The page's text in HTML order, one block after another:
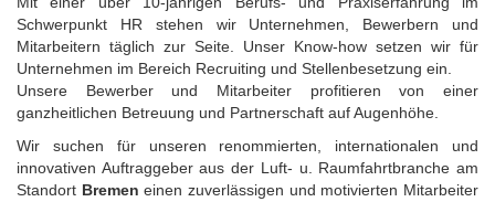
Schwerpunkt HR stehen wir Unternehmen, Bewerbern und
Mitarbeitern täglich zur Seite. Unser Know-how setzen wir für
Unternehmen im Bereich Recruiting und Stellenbesetzung ein.
Unsere Bewerber und Mitarbeiter profitieren von einer
ganzheitlichen Betreuung und Partnerschaft auf Augenhöhe.
Wir suchen für unseren renommierten, internationalen und
innovativen Auftraggeber aus der Luft- u. Raumfahrtbranche am
Standort Bremen einen zuverlässigen und motivierten Mitarbeiter